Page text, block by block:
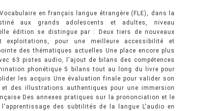
en français langue étrangère (FLE), dans la
aux grands adolescents et adultes, niveau
édition se distingue par : Deux tiers de nouveaux
exploitations, pour une meilleure accessibilité et
des thématiques actuelles Une place encore plus
63 pistes audio, l'ajout de bilans des compétences
phonétique 5 bilans tout au long du livre pour
les acquis Une évaluation finale pour valider son
et des illustrations authentiques pour une immersion
Des annexes pratiques sur la prononciation et le
des subtilités de la langue L'audio en